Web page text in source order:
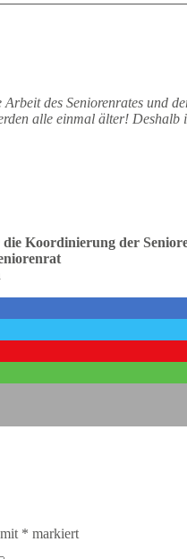
Arbeit des Seniorenrates und
alle einmal älter! Deshalb
Koordinierung der
* markiert